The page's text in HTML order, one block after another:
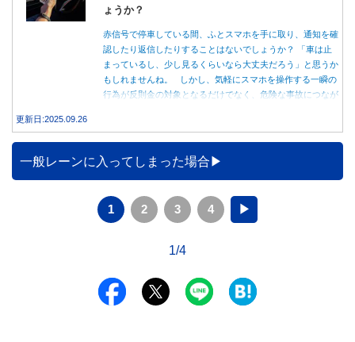
ょうか？
赤信号で停車している間、ふとスマホを手に取り、通知を確
認したり返信したりすることはないでしょうか？ 「車は止
まっているし、少し見るくらいなら大丈夫だろう」と思うか
もしれませんね。 しかし、気軽にスマホを操作する一瞬の
行為が反則金の対象となるだけでなく、危険な事故につなが
更新日:2025.09.26
一般レーンに入ってしまった場合
1 2 3 4 ▶
1/4